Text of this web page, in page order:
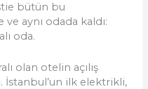
bütün bu
aynı odada kaldı:
oda.
olan otelin açılış
İstanbul’un ilk elektrikli,